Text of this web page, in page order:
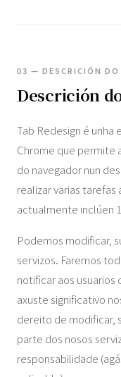
03 — DESCRICIÓN DO
Descrición
Tab Redesign é unha
Chrome que permite
do navegador nun
realizar varias tarefas
actualmente inclúen
Podemos modificar,
servizos. Faremos
notificar aos
axuste significativo
dereito de modificar,
parte dos nosos
responsabilidade